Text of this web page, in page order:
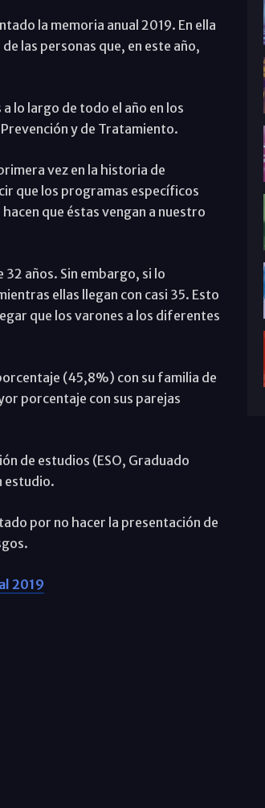
la memoria anual 2019. En ella
las personas que, en este año,
lo largo de todo el año en los
y de Tratamiento.
vez en la historia de
que los programas específicos
que éstas vengan a nuestro
32 años. Sin embargo, si lo
ellas llegan con casi 35. Esto
que los varones a los diferentes
(45,8%) con su familia de
porcentaje con sus parejas
de estudios (ESO, Graduado
estudio.
por no hacer la presentación de
2019